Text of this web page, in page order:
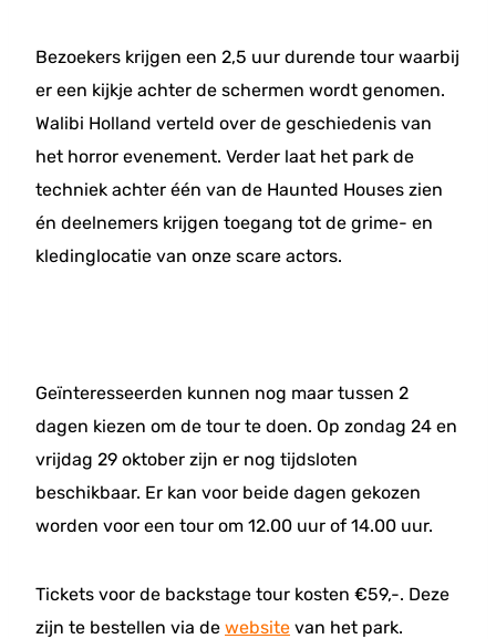
Bezoekers krijgen een 2,5 uur durende tour waarbij
er een kijkje achter de schermen wordt genomen.
Walibi Holland verteld over de geschiedenis van
het horror evenement. Verder laat het park de
techniek achter één van de Haunted Houses zien
én deelnemers krijgen toegang tot de grime- en
kledinglocatie van onze scare actors.
Geïnteresseerden kunnen nog maar tussen 2
dagen kiezen om de tour te doen. Op zondag 24 en
vrijdag 29 oktober zijn er nog tijdsloten
beschikbaar. Er kan voor beide dagen gekozen
worden voor een tour om 12.00 uur of 14.00 uur.
Tickets voor de backstage tour kosten €59,-. Deze
zijn te bestellen via de website van het park.